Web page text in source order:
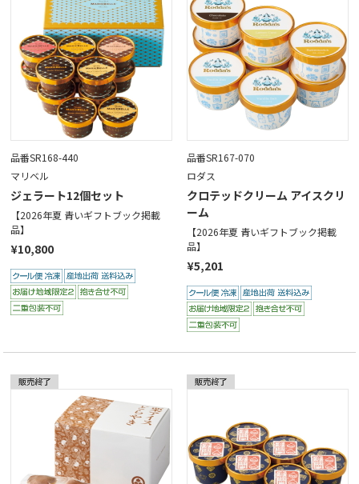
品番SR168-440
マリベル
ジェラート12個セット
【2026年夏 青いギフトブック掲載
品】
¥10,800
品番SR167-070
ロダス
クロテッドクリーム アイスクリ
ーム
【2026年夏 青いギフトブック掲載
品】
¥5,201